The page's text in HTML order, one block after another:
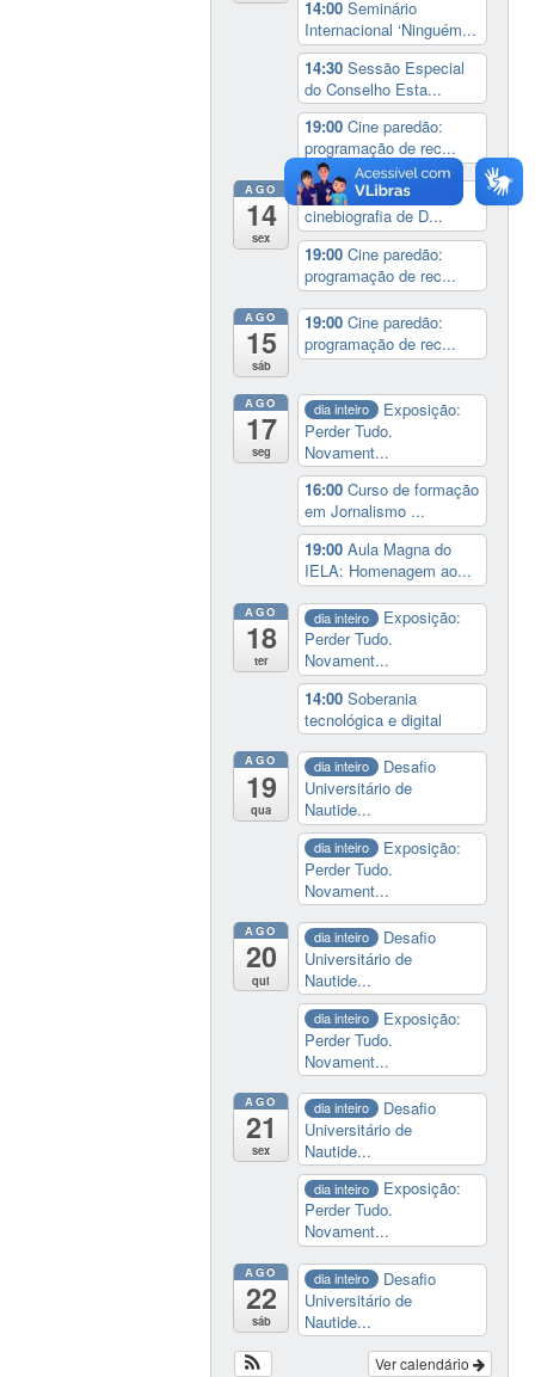
14:00Seminário
Internacional ‘Ninguém...
14:30Sessão Especial
do Conselho Esta...
19:00Cine paredão:
programação de rec...
AGO
14
sex
14:00 Lançamento da
cinebiografia de D...
19:00Cine paredão:
programação de rec...
AGO
15
sáb
19:00Cine paredão:
programação de rec...
AGO
17
seg
dia inteiro
Exposição:
Perder Tudo.
Novament...
16:00Curso de formação
em Jornalismo ...
19:00Aula Magna do
IELA: Homenagem ao...
AGO
18
ter
dia inteiro
Exposição:
Perder Tudo.
Novament...
14:00Soberania
tecnológica e digital
AGO
19
qua
dia inteiro
Desafio
Universitário de
Nautide...
dia inteiro
Exposição:
Perder Tudo.
Novament...
AGO
20
qui
dia inteiro
Desafio
Universitário de
Nautide...
dia inteiro
Exposição:
Perder Tudo.
Novament...
AGO
21
sex
dia inteiro
Desafio
Universitário de
Nautide...
dia inteiro
Exposição:
Perder Tudo.
Novament...
AGO
22
sáb
dia inteiro
Desafio
Universitário de
Nautide...
Ver calendário